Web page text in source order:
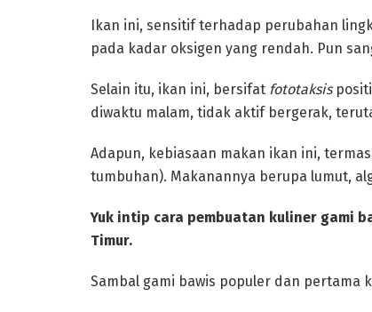
Ikan ini, sensitif terhadap perubahan
pada kadar oksigen yang rendah. Pun
Selain itu, ikan ini, bersifat fototaksis
diwaktu malam, tidak aktif bergerak,
Adapun, kebiasaan makan ikan ini,
tumbuhan). Makanannya berupa lumut,
Yuk intip cara pembuatan kuliner gami
Timur.
Sambal gami bawis populer dan pertama